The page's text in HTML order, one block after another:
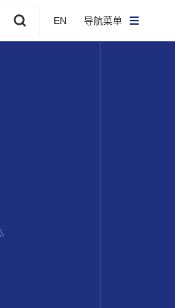
EN 导航菜单